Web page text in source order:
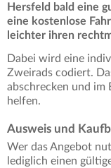
Hersfeld bald eine
eine kostenlose
leichter ihren
Dabei wird eine
Zweirads codiert.
abschrecken und im
helfen.
Ausweis und
Wer das Angebot
lediglich einen